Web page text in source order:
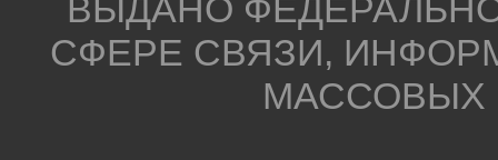
ВЫДАНО
СФЕРЕ СВЯЗИ,
МАССОВЫХ